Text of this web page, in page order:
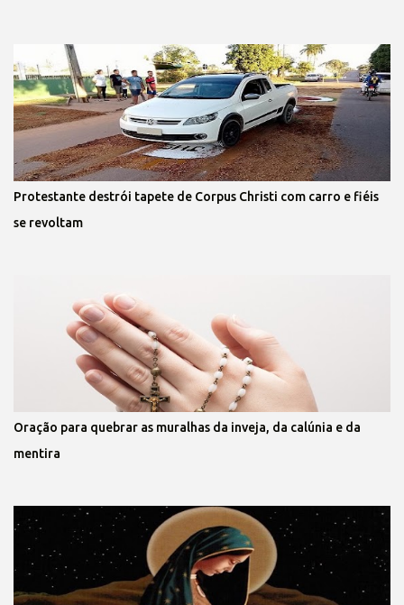
Protestante destrói tapete de Corpus Christi com carro e fiéis
se revoltam
Oração para quebrar as muralhas da inveja, da calúnia e da
mentira